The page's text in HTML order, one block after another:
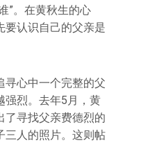
”。在黄秋生的心
要认识自己的父亲是
寻心中一个完整的父
强烈。去年5月，黄
了寻找父亲费德烈的
三人的照片。这则帖